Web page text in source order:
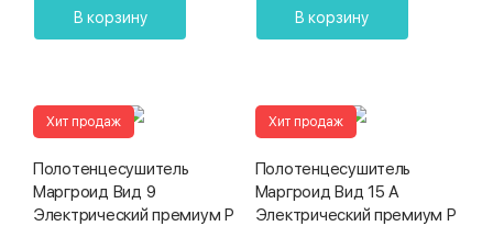
В корзину В корзину
Хит продаж
Полотенцесушитель
Маргроид Вид 9
Электрический премиум Р
Хит продаж
Полотенцесушитель
Маргроид Вид 15 А
Электрический премиум Р